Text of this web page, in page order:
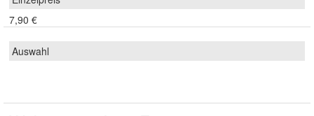
7,90 €